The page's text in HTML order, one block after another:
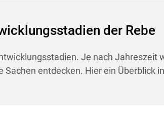
der Rebe
Je nach Jahreszeit
Sachen entdecken. Hier ein Überblick